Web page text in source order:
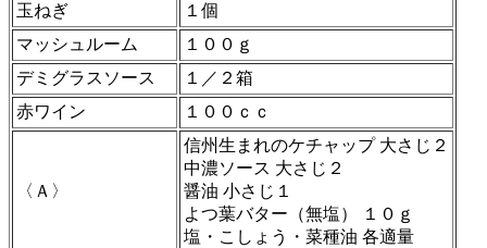
玉ねぎ
１個
マッシュルーム
１００ｇ
デミグラスソース
１／２箱
赤ワイン
１００ｃｃ
〈Ａ〉
信州生まれのケチャップ 大さじ２
中濃ソース 大さじ２
醤油 小さじ１
よつ葉バター（無塩） １０ｇ
塩・こしょう・菜種油 各適量